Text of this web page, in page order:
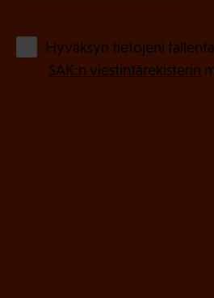
Hyväksyn tietojeni
SAK:n viestintärekisterin